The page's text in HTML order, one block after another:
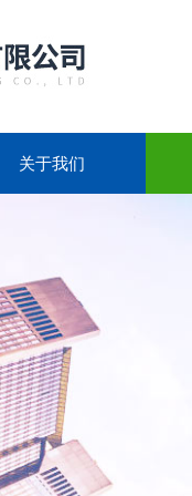
关于我们